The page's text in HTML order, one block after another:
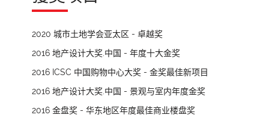
2020 城市土地学会亚太区 - 卓越奖
2016 地产设计大奖.中国 - 年度十大金奖
2016 ICSC 中国购物中心大奖 - 金奖最佳新项目
2016 地产设计大奖.中国 - 景观与室内年度金奖
2016 金盘奖 - 华东地区年度最佳商业楼盘奖